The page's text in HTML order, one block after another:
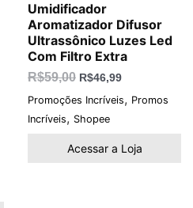
Umidificador
Aromatizador Difusor
Ultrassônico Luzes Led
Com Filtro Extra
R$59,00 R$46,99
Promoções Incríveis, Promos
Incríveis, Shopee
Acessar a Loja